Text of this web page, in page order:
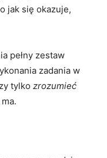
jak się okazuje,
pełny zestaw
zadania w
tylko zrozumieć